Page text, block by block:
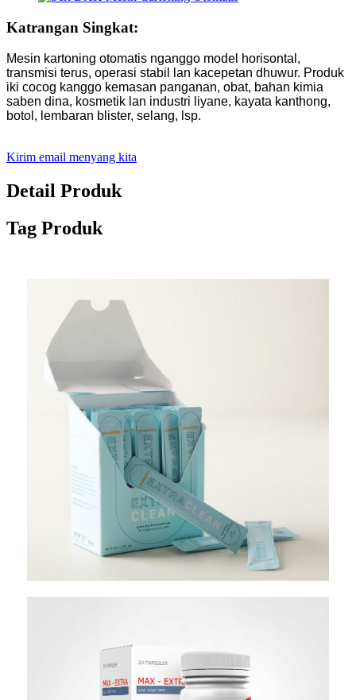
Katrangan Singkat:
Mesin kartoning otomatis nganggo model horisontal,
transmisi terus, operasi stabil lan kacepetan dhuwur. Produk
iki cocog kanggo kemasan panganan, obat, bahan kimia
saben dina, kosmetik lan industri liyane, kayata kanthong,
botol, lembaran blister, selang, lsp.
Kirim email menyang kita
Detail Produk
Tag Produk